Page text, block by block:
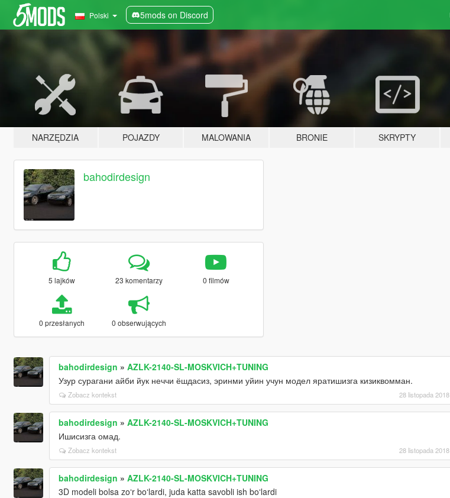
Polski 5mods on Discord
NARZĘDZIA POJAZDY MALOWANIA BRONIE SKRYPTY
bahodirdesign
5 lajków 23 komentarzy 0 filmów
0 przesłanych 0 obserwujących
bahodirdesign » AZLK-2140-SL-MOSKVICH+TUNING
Узур сурагани айби йук неччи ёшдасиз, эринми уйин учун модел яратишизга кизиквомман.
Zobacz kontekst 28 listopada 2018
bahodirdesign » AZLK-2140-SL-MOSKVICH+TUNING
Ишисизга омад.
Zobacz kontekst 28 listopada 2018
bahodirdesign » AZLK-2140-SL-MOSKVICH+TUNING
3D modeli bolsa zoʻr boʻlardi, juda katta savobli ish boʻlardi